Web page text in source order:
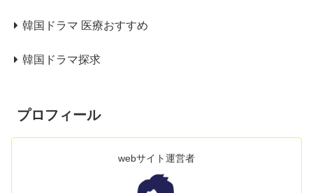
韓国ドラマ 医療おすすめ
韓国ドラマ探求
プロフィール
webサイト運営者